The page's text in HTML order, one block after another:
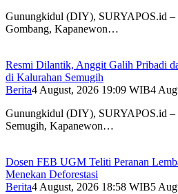
Gunungkidul (DIY), SURYAPOS.id –
Gombang, Kapanewon…
Resmi Dilantik, Anggit Galih Pribadi
di Kalurahan Semugih
Berita4 August, 2026 19:09 WIB4
Gunungkidul (DIY), SURYAPOS.id –
Semugih, Kapanewon…
Dosen FEB UGM Teliti Peranan
Menekan Deforestasi
Berita4 August, 2026 18:58 WIB5